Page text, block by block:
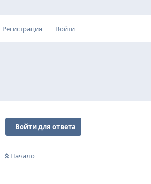
Регистрация Войти
Войти для ответа
Начало